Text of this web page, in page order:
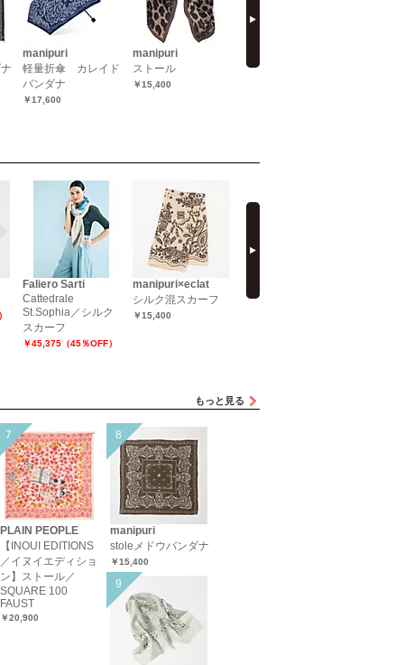
manipuri
軽量折傘 カレイド
バンダナ
￥17,600
manipuri
ストール
￥15,400
日傘_ネイティブピ
Faliero Sarti
Cattedrale
St.Sophia／シルク
スカーフ
￥45,375（45％OFF）
manipuri×eclat
シルク混スカーフ
￥15,400
【洗える】ネックウ
PLAIN PEOPLE
【INOUI EDITIONS
／イヌイエディショ
ン】ストール／
SQUARE 100
FAUST
￥20,900
manipuri
stoleメドウバンダナ
￥15,400
もっと見る